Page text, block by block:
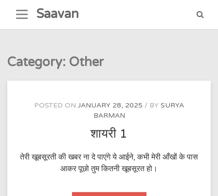
content
Saavan
Category: Other
POSTED ON JANUARY 28, 2025 BY SURYA
BARMAN
शायरी 1
तेरी खूबसूरती की खबर ना दे पाएंगे ये आईने, कभी मेरी आँखों के पास
आकर पूछो तुम कितनी खूबसूरत हो।